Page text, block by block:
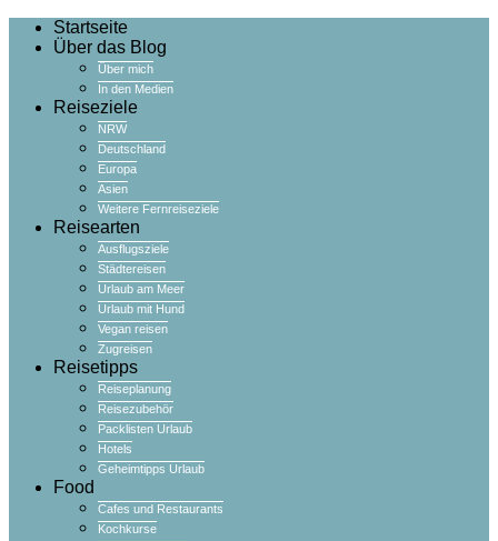
Startseite
Über das Blog
Über mich
In den Medien
Reiseziele
NRW
Deutschland
Europa
Asien
Weitere Fernreiseziele
Reisearten
Ausflugsziele
Städtereisen
Urlaub am Meer
Urlaub mit Hund
Vegan reisen
Zugreisen
Reisetipps
Reiseplanung
Reisezubehör
Packlisten Urlaub
Hotels
Geheimtipps Urlaub
Food
Cafes und Restaurants
Kochkurse